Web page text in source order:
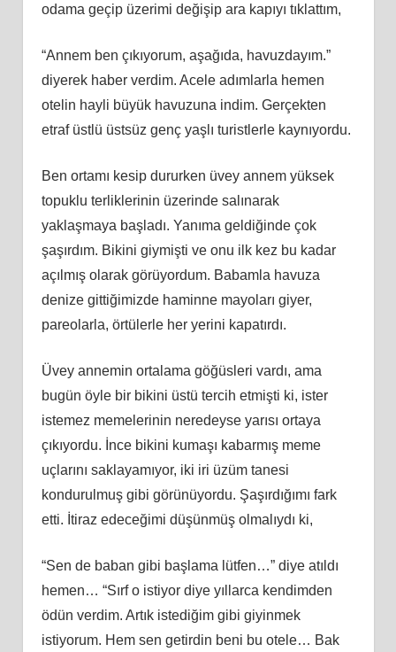
odama geçip üzerimi değişip ara kapıyı tıklattım,
“Annem ben çıkıyorum, aşağıda, havuzdayım.”
diyerek haber verdim. Acele adımlarla hemen
otelin hayli büyük havuzuna indim. Gerçekten
etraf üstlü üstsüz genç yaşlı turistlerle kaynıyordu.
Ben ortamı kesip dururken üvey annem yüksek
topuklu terliklerinin üzerinde salınarak
yaklaşmaya başladı. Yanıma geldiğinde çok
şaşırdım. Bikini giymişti ve onu ilk kez bu kadar
açılmış olarak görüyordum. Babamla havuza
denize gittiğimizde haminne mayoları giyer,
pareolarla, örtülerle her yerini kapatırdı.
Üvey annemin ortalama göğüsleri vardı, ama
bugün öyle bir bikini üstü tercih etmişti ki, ister
istemez memelerinin neredeyse yarısı ortaya
çıkıyordu. İnce bikini kumaşı kabarmış meme
uçlarını saklayamıyor, iki iri üzüm tanesi
kondurulmuş gibi görünüyordu. Şaşırdığımı fark
etti. İtiraz edeceğimi düşünmüş olmalıydı ki,
“Sen de baban gibi başlama lütfen…” diye atıldı
hemen… “Sırf o istiyor diye yıllarca kendimden
ödün verdim. Artık istediğim gibi giyinmek
istiyorum. Hem sen getirdin beni bu otele… Bak